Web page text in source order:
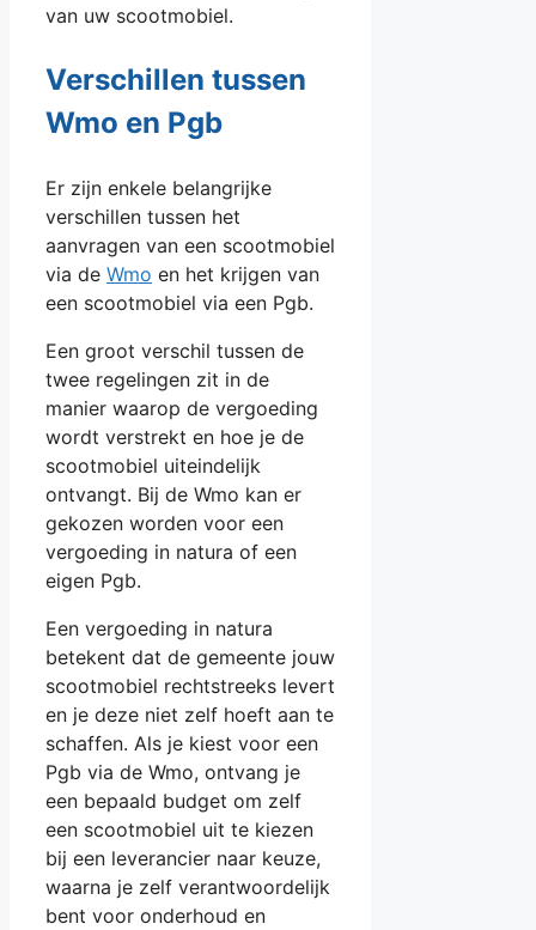
van uw scootmobiel.
Verschillen tussen
Wmo en Pgb
Er zijn enkele belangrijke
verschillen tussen het
aanvragen van een scootmobiel
via de Wmo en het krijgen van
een scootmobiel via een Pgb.
Een groot verschil tussen de
twee regelingen zit in de
manier waarop de vergoeding
wordt verstrekt en hoe je de
scootmobiel uiteindelijk
ontvangt. Bij de Wmo kan er
gekozen worden voor een
vergoeding in natura of een
eigen Pgb.
Een vergoeding in natura
betekent dat de gemeente jouw
scootmobiel rechtstreeks levert
en je deze niet zelf hoeft aan te
schaffen. Als je kiest voor een
Pgb via de Wmo, ontvang je
een bepaald budget om zelf
een scootmobiel uit te kiezen
bij een leverancier naar keuze,
waarna je zelf verantwoordelijk
bent voor onderhoud en